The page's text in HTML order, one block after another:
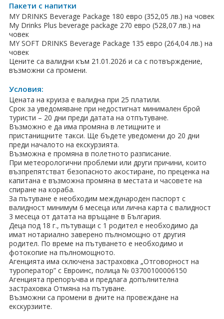
Пакети с напитки
MY DRINKS Beverage Package 180 евро (352,05 лв.) на човек
My Drinks Plus beverage package 270 евро (528,07 лв.) на
човек
MY SOFT DRINKS Beverage Package 135 евро (264,04 лв.) на
човек
Цените са валидни към 21.01.2026 и са с потвърждение,
възможни са промени.
Условия:
Цената на круиза е валидна при 25 платили.
Срок за уведомяване при недостигнат минимален брой
туристи – 20 дни преди датата на отпътуване.
Възможно е да има промяна в летищните и
пристанищните такси. Ще бъдете уведомени до 20 дни
преди началото на екскурзията.
Възможна е промяна в полетното разписание.
При метеорологични проблеми или други причини, които
възпрепятстват безопасното акостиране, по преценка на
капитана е възможна промяна в местата и часовете на
спиране на кораба.
За пътуване е необходим международен паспорт с
валидност минимум 6 месеца или лична карта с валидност
3 месеца от датата на връщане в България.
Деца под 18 г., пътуващи с 1 родител е необходимо да
имат нотариално заверено пълномощно от другия
родител. По време на пътуването е необходимо и
фотокопие на пълномощното.
Агенцията има сключена застраховка „Отговорност на
туроператор” с Евроинс, полица № 03700100006150
Агенцията препоръчва и предлага допълнителна
застраховка Отмяна на пътуване.
Възможни са промени в дните на провеждане на
екскурзиите.